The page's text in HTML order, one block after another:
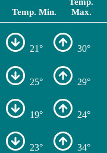
Temp. Min.
Max.
21° 30°
25° 29°
19° 24°
23° 34°